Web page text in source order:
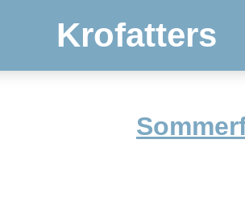
Krofatters